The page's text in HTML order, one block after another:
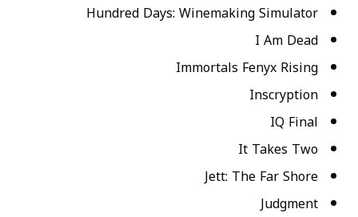
Hundred Days: Winemaking Simulator
I Am Dead
Immortals Fenyx Rising
Inscryption
IQ Final
It Takes Two
Jett: The Far Shore
Judgment